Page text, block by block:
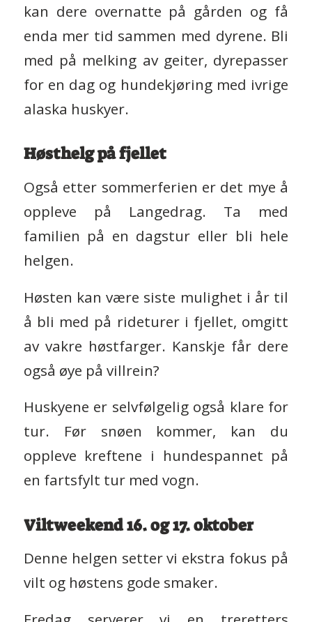
kan dere overnatte på gården og få
enda mer tid sammen med dyrene. Bli
med på melking av geiter, dyrepasser
for en dag og hundekjøring med ivrige
alaska huskyer.
Høsthelg på fjellet
Også etter sommerferien er det mye å
oppleve på Langedrag. Ta med
familien på en dagstur eller bli hele
helgen.
Høsten kan være siste mulighet i år til
å bli med på rideturer i fjellet, omgitt
av vakre høstfarger. Kanskje får dere
også øye på villrein?
Huskyene er selvfølgelig også klare for
tur. Før snøen kommer, kan du
oppleve kreftene i hundespannet på
en fartsfylt tur med vogn.
Viltweekend 16. og 17. oktober
Denne helgen setter vi ekstra fokus på
vilt og høstens gode smaker.